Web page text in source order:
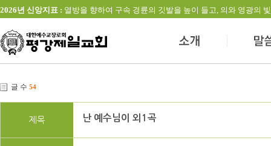
2026년 신앙지표 : 열방을 향하여 구속 경륜의 깃발을 높이 들고, 의와 영광의
글 수 54
제목 난 예수님이 외1곡